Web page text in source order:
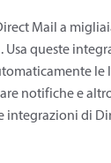
Mail a
Usa queste
le
notifiche e
integrazioni di